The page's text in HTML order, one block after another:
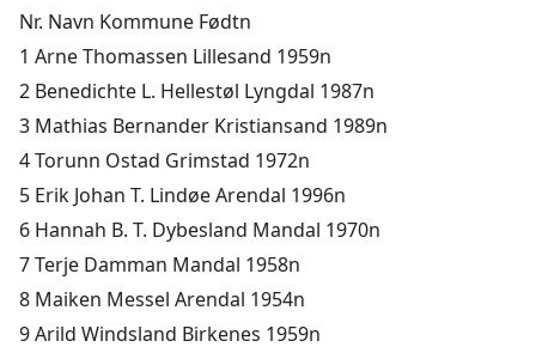
Nr. Navn Kommune Fødtn
1 Arne Thomassen Lillesand 1959n
2 Benedichte L. Hellestøl Lyngdal 1987n
3 Mathias Bernander Kristiansand 1989n
4 Torunn Ostad Grimstad 1972n
5 Erik Johan T. Lindøe Arendal 1996n
6 Hannah B. T. Dybesland Mandal 1970n
7 Terje Damman Mandal 1958n
8 Maiken Messel Arendal 1954n
9 Arild Windsland Birkenes 1959n